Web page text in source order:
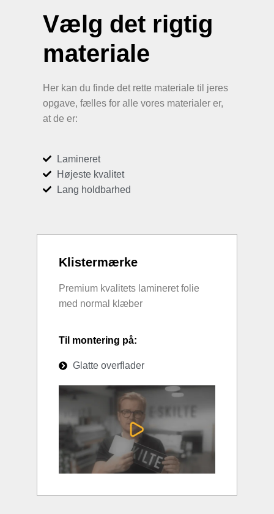
Vælg det rigtig
materiale
Her kan du finde det rette materiale til jeres
opgave, fælles for alle vores materialer er,
at de er:
Lamineret
Højeste kvalitet
Lang holdbarhed
Klistermærke
Premium kvalitets lamineret folie
med normal klæber
Til montering på:
Glatte overflader